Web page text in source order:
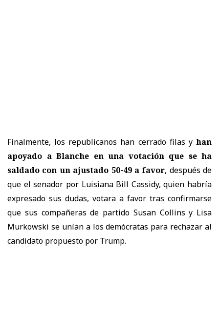
Finalmente, los republicanos han cerrado filas y han
apoyado a Blanche en una votación que se ha
saldado con un ajustado 50-49 a favor, después de
que el senador por Luisiana Bill Cassidy, quien habría
expresado sus dudas, votara a favor tras confirmarse
que sus compañeras de partido Susan Collins y Lisa
Murkowski se unían a los demócratas para rechazar al
candidato propuesto por Trump.